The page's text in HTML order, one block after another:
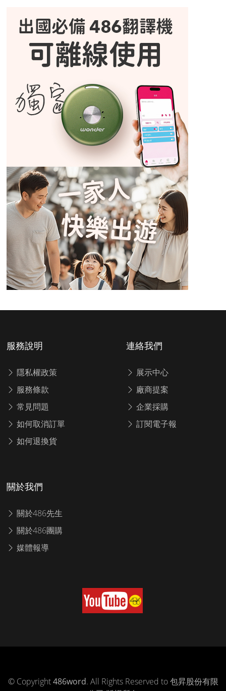
服務說明
隱私權政策
服務條款
常見問題
如何取消訂單
如何退換貨
連絡我們
展示中心
廠商提案
企業採購
訂閱電子報
關於我們
關於486先生
關於486團購
媒體報導
© Copyright486word. All Rights Reserved to 包昇股份有限